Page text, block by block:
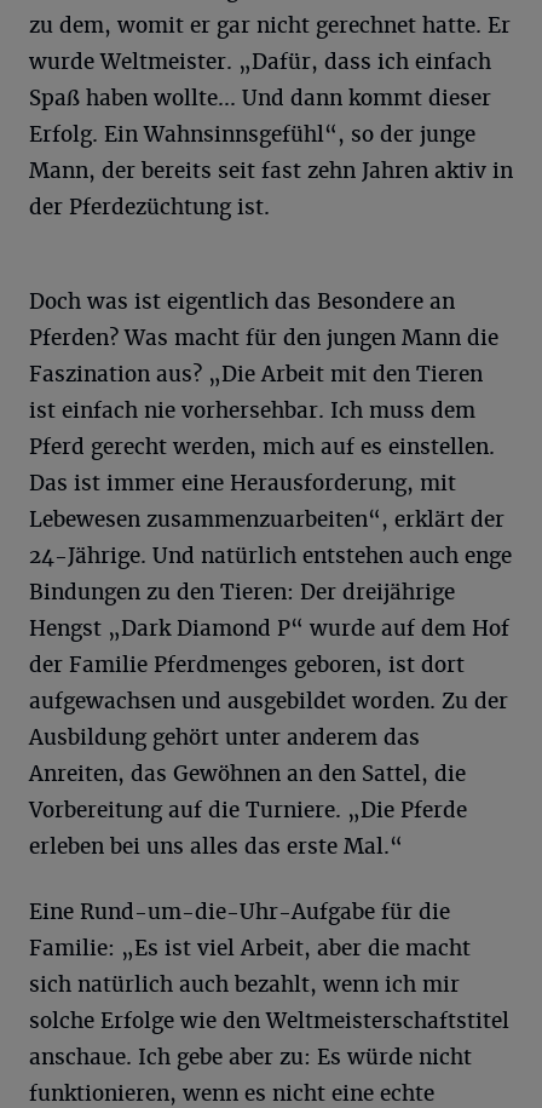
zu dem, womit er gar nicht gerechnet hatte. Er
wurde Weltmeister. „Dafür, dass ich einfach
Spaß haben wollte... Und dann kommt dieser
Erfolg. Ein Wahnsinnsgefühl“, so der junge
Mann, der bereits seit fast zehn Jahren aktiv in
der Pferdezüchtung ist.
Doch was ist eigentlich das Besondere an
Pferden? Was macht für den jungen Mann die
Faszination aus? „Die Arbeit mit den Tieren
ist einfach nie vorhersehbar. Ich muss dem
Pferd gerecht werden, mich auf es einstellen.
Das ist immer eine Herausforderung, mit
Lebewesen zusammenzuarbeiten“, erklärt der
24-Jährige. Und natürlich entstehen auch enge
Bindungen zu den Tieren: Der dreijährige
Hengst „Dark Diamond P“ wurde auf dem Hof
der Familie Pferdmenges geboren, ist dort
aufgewachsen und ausgebildet worden. Zu der
Ausbildung gehört unter anderem das
Anreiten, das Gewöhnen an den Sattel, die
Vorbereitung auf die Turniere. „Die Pferde
erleben bei uns alles das erste Mal.“
Eine Rund-um-die-Uhr-Aufgabe für die
Familie: „Es ist viel Arbeit, aber die macht
sich natürlich auch bezahlt, wenn ich mir
solche Erfolge wie den Weltmeisterschaftstitel
anschaue. Ich gebe aber zu: Es würde nicht
funktionieren, wenn es nicht eine echte